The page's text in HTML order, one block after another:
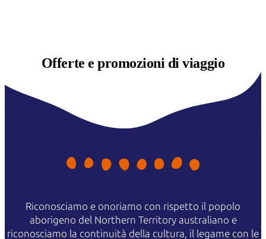
Offerte epromozioni di viaggio
Riconosciamo e onoriamo con rispetto il popolo
aborigeno del Northern Territory australiano e
riconosciamo la continuità della cultura, il legame con le